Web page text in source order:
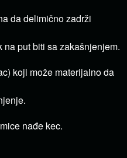
da delimično zadrži
put biti sa zakašnjenjem.
koji može materijalno da
nađe kec.